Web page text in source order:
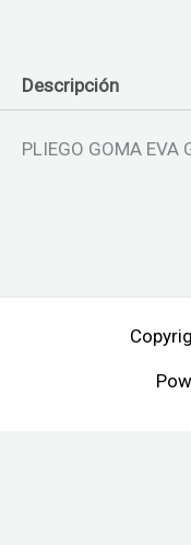
Descripción
PLIEGO GOMA EVA